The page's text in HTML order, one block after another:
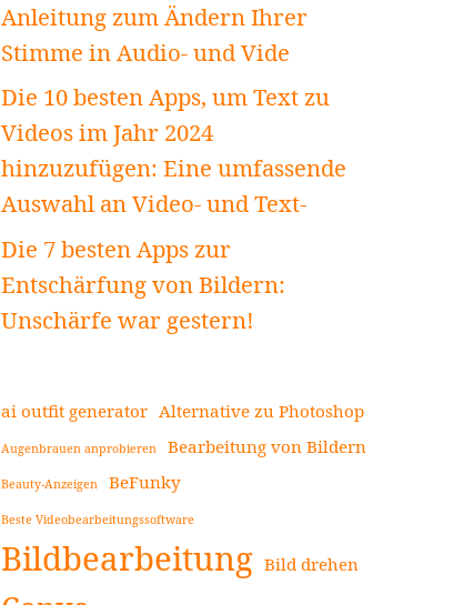
Anleitung zum Ändern Ihrer
Stimme in Audio- und Vide
Die 10 besten Apps, um Text zu
Videos im Jahr 2024
hinzuzufügen: Eine umfassende
Auswahl an Video- und Text-
Die 7 besten Apps zur
Entschärfung von Bildern:
Unschärfe war gestern!
ai outfit generator Alternative zu Photoshop
Augenbrauen anprobieren Bearbeitung von Bildern
Beauty-Anzeigen BeFunky
Beste Videobearbeitungssoftware
Bildbearbeitung Bild drehen